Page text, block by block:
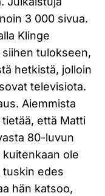
3 000 sivua.
Klinge
tulokseen,
hetkistä, jolloin
televisiota.
Aiemmista
että Matti
80-luvun
ole
edes
hän katsoo,